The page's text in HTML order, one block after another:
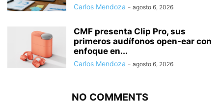
Carlos Mendoza - agosto 6, 2026
CMF presenta Clip Pro, sus
primeros audífonos open-ear con
enfoque en...
Carlos Mendoza - agosto 6, 2026
NO COMMENTS